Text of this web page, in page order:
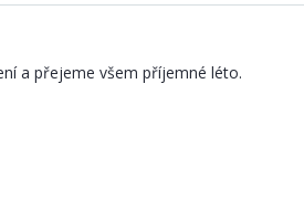
a přejeme všem příjemné léto.